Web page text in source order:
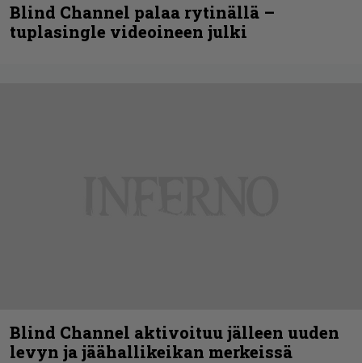
Blind Channel palaa rytinällä –
tuplasingle videoineen julki
Blind Channel aktivoituu jälleen uuden
levyn ja jäähallikeikan merkeissä